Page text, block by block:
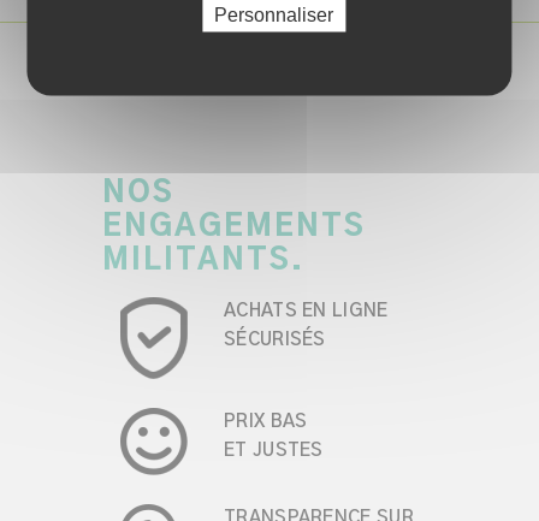
NOS
ENGAGEMENTS
MILITANTS.
ACHATS EN LIGNE
SÉCURISÉS
PRIX BAS
ET JUSTES
Personnaliser